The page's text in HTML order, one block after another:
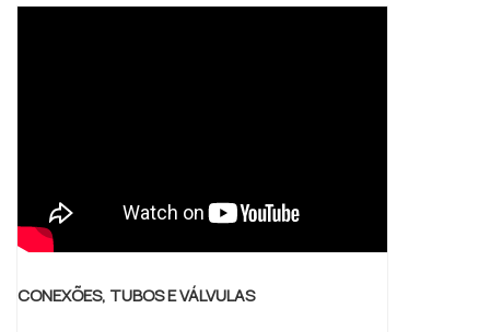
CONEXÕES, TUBOS E VÁLVULAS